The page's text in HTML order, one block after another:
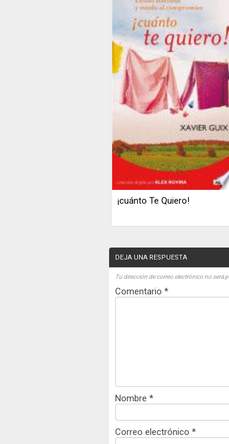
¡cuánto Te Quiero!
DEJA UNA RESPUESTA
Tu dirección de correo electrónico no será
Comentario *
Nombre *
Correo electrónico *